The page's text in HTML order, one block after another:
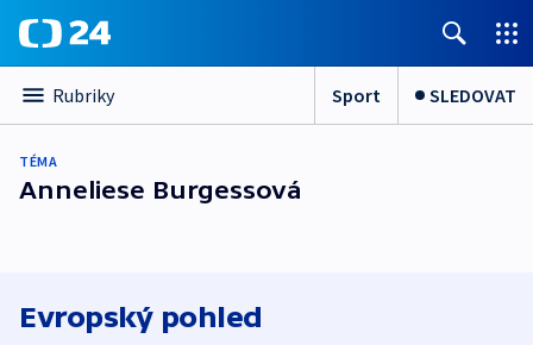
Rubriky Sport SLEDOVAT
TÉMA
Anneliese Burgessová
Evropský pohled